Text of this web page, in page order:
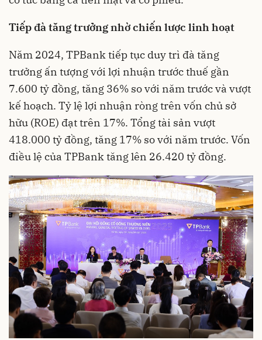
Tiếp đà tăng trưởng nhờ chiến lược linh hoạt
Năm 2024, TPBank tiếp tục duy trì đà tăng
trưởng ấn tượng với lợi nhuận trước thuế gần
7.600 tỷ đồng, tăng 36% so với năm trước và vượt
kế hoạch. Tỷ lệ lợi nhuận ròng trên vốn chủ sở
hữu (ROE) đạt trên 17%. Tổng tài sản vượt
418.000 tỷ đồng, tăng 17% so với năm trước. Vốn
điều lệ của TPBank tăng lên 26.420 tỷ đồng.